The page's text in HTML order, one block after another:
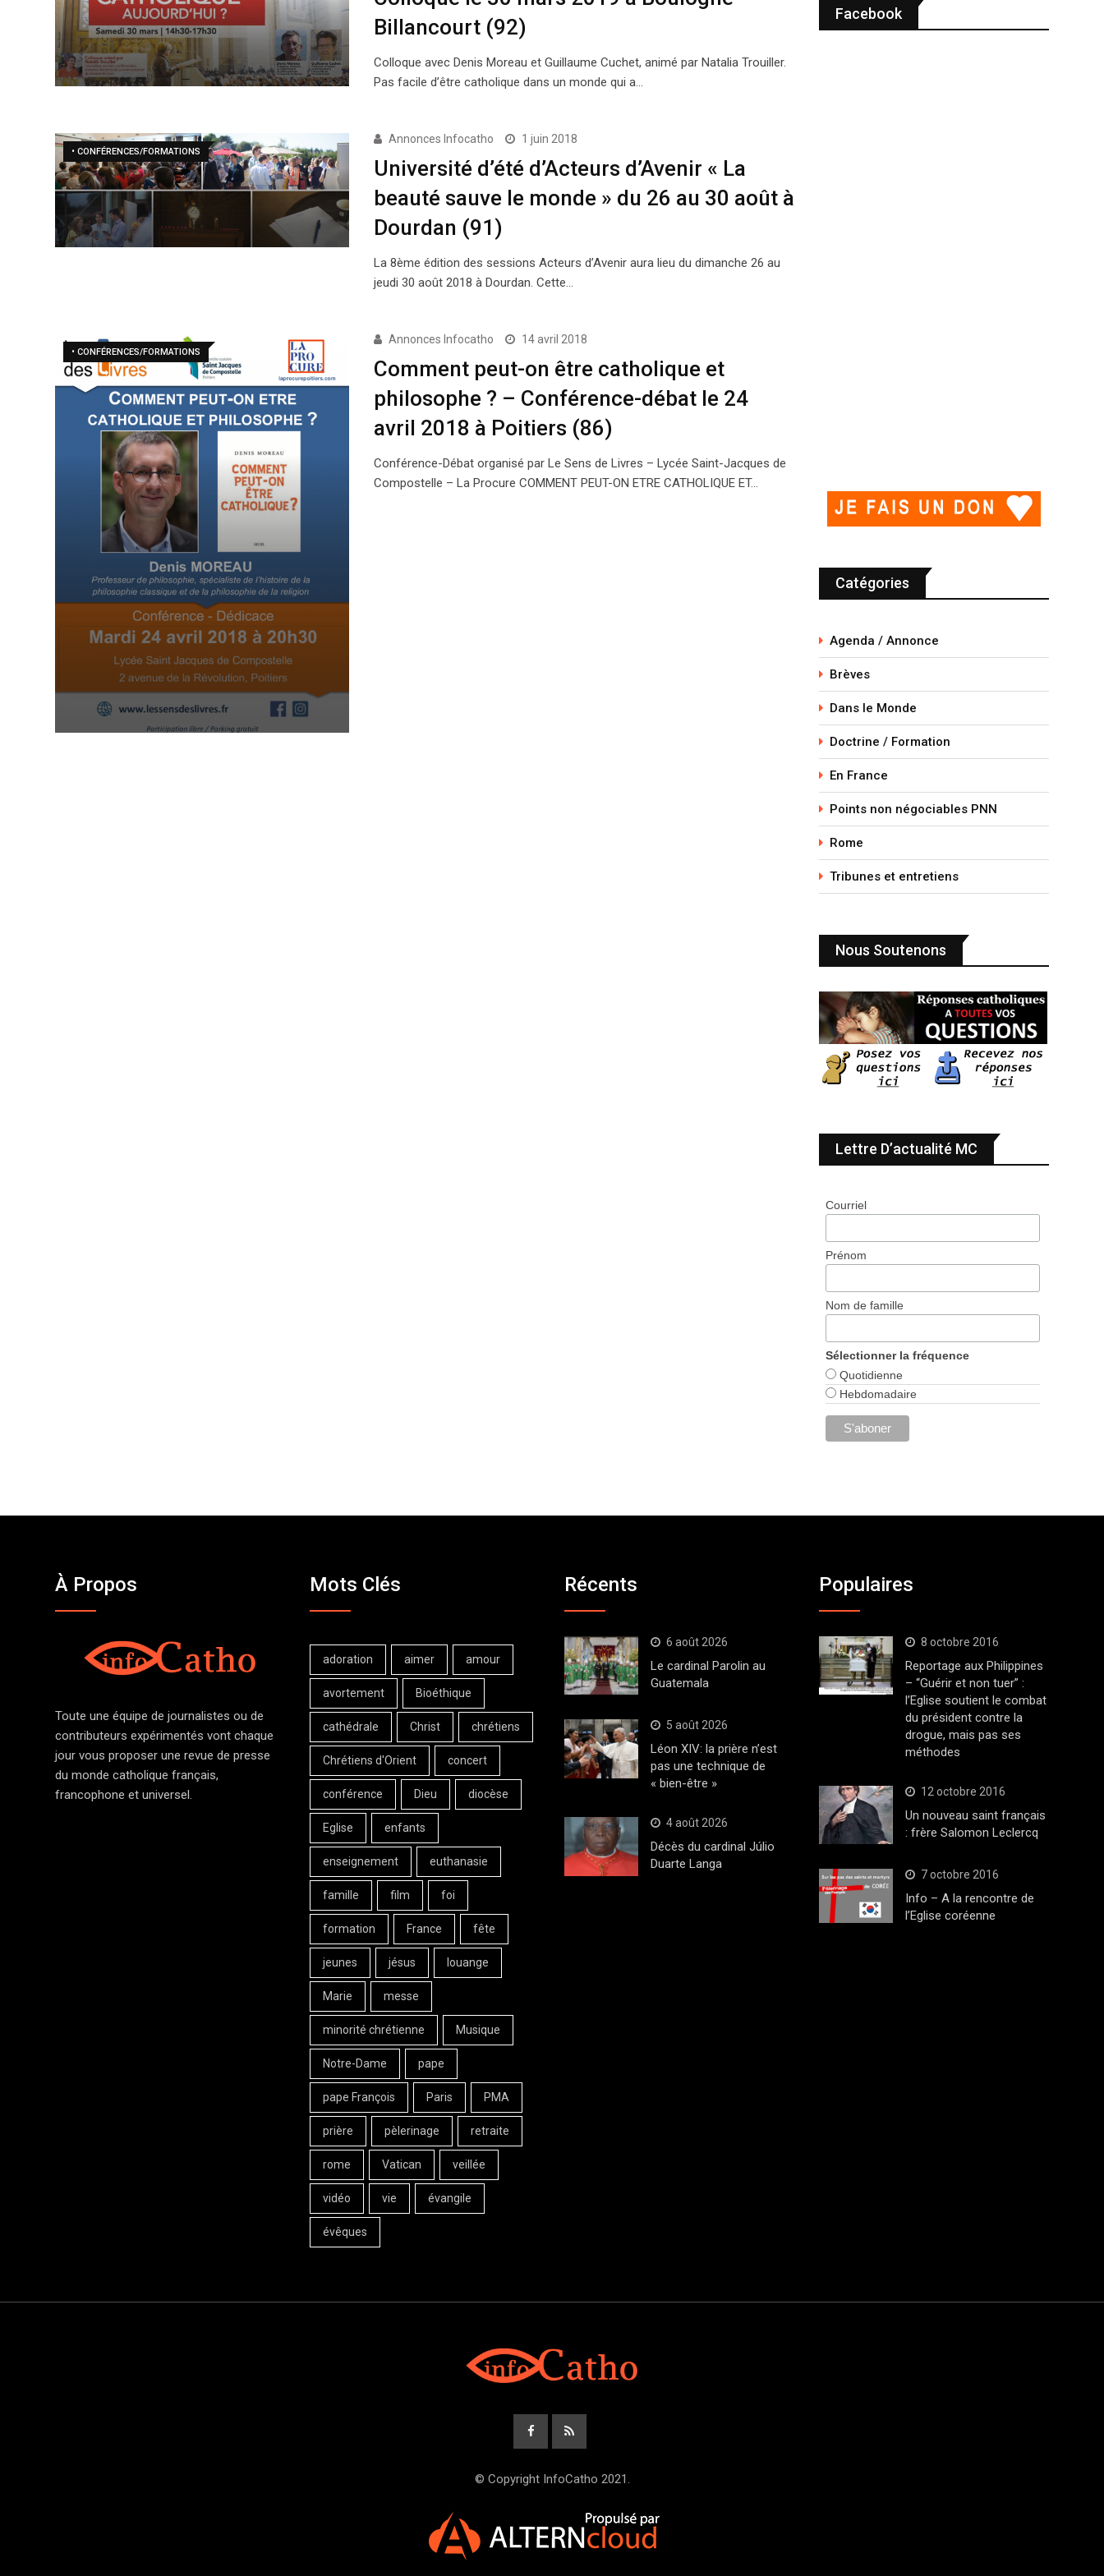
Billancourt (92)
Colloque avec Denis Moreau et Guillaume Cuchet, animé par Natalia Trouiller.
Pas facile d’être catholique dans un monde qui a…
• CONFÉRENCES/FORMATIONS
Annonces Infocatho 1 juin 2018
Université d’été d’Acteurs d’Avenir « La
beauté sauve le monde » du 26 au 30 août à
Dourdan (91)
La 8ème édition des sessions Acteurs d’Avenir aura lieu du dimanche 26 au
jeudi 30 août 2018 à Dourdan. Cette…
• CONFÉRENCES/FORMATIONS
Annonces Infocatho 14 avril 2018
Comment peut-on être catholique et
philosophe ? – Conférence-débat le 24
avril 2018 à Poitiers (86)
Conférence-Débat organisé par Le Sens de Livres – Lycée Saint-Jacques de
Compostelle – La Procure COMMENT PEUT-ON ETRE CATHOLIQUE ET…
Facebook
Catégories
Agenda / Annonce
Brèves
Dans le Monde
Doctrine / Formation
En France
Points non négociables PNN
Rome
Tribunes et entretiens
Nous Soutenons
Lettre D’actualité MC
Courriel
Prénom
Nom de famille
Sélectionner la fréquence
Quotidienne
Hebdomadaire
À Propos
Toute une équipe de journalistes ou de
contributeurs expérimentés vont chaque
jour vous proposer une revue de presse
du monde catholique français,
francophone et universel.
Mots Clés
adoration aimer amour
avortement Bioéthique
cathédrale Christ chrétiens
Chrétiens d'Orient concert
conférence Dieu diocèse
Eglise enfants
enseignement euthanasie
famille film foi
formation France fête
jeunes jésus louange
Marie messe
minorité chrétienne Musique
Notre-Dame pape
pape François Paris PMA
prière pèlerinage retraite
rome Vatican veillée
vidéo vie évangile
évêques
Récents
6 août 2026
Le cardinal Parolin au
Guatemala
5 août 2026
Léon XIV: la prière n’est
pas une technique de
« bien-être »
4 août 2026
Décès du cardinal Júlio
Duarte Langa
Populaires
8 octobre 2016
Reportage aux Philippines
– “Guérir et non tuer” :
l’Eglise soutient le combat
du président contre la
drogue, mais pas ses
méthodes
12 octobre 2016
Un nouveau saint français
: frère Salomon Leclercq
7 octobre 2016
Info – A la rencontre de
l’Eglise coréenne
© Copyright InfoCatho 2021.